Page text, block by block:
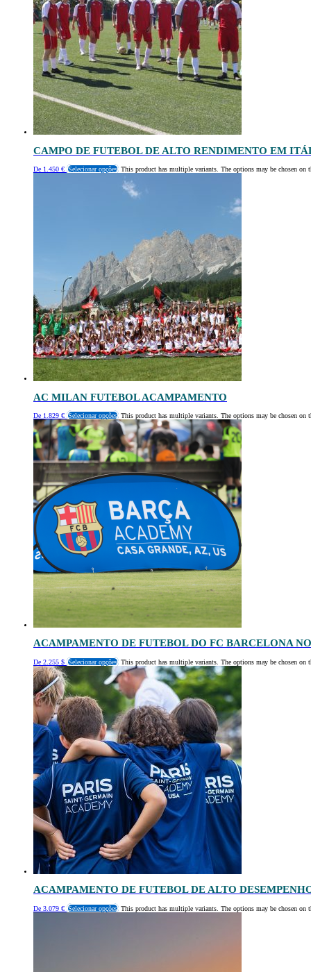
CAMPO DE FUTEBOL DE ALTO RENDIMENTO EM
De 1.450 € Selecionar opções This product has multiple variants. The options may be chosen on
AC MILAN FUTEBOL ACAMPAMENTO
De 1.829 € Selecionar opções This product has multiple variants. The options may be chosen on
ACAMPAMENTO DE FUTEBOL DO FC BARCELONA
De 2.255 $ Selecionar opções This product has multiple variants. The options may be chosen on
ACAMPAMENTO DE FUTEBOL DE ALTO
De 3.079 € Selecionar opções This product has multiple variants. The options may be chosen on